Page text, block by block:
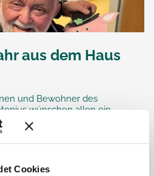
Cookies
aus dem Haus
und Bewohner des
wünschen allen ein
Jahr voller schöner Momente.
besonders...